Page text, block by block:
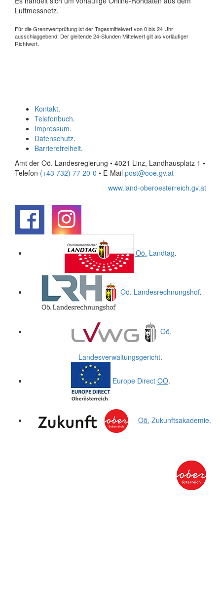
Luftmessnetz.
Für die Grenzwertprüfung ist der Tagesmittelwert von 0 bis 24 Uhr
ausschlaggebend. Der gleitende 24-Stunden Mittelwert gilt als vorläufiger
Richtwert.
Kontakt.
Telefonbuch.
Impressum.
Datenschutz.
Barrierefreiheit.
Amt der Oö. Landesregierung • 4021 Linz, Landhausplatz 1 •
Telefon (+43 732) 77 20-0 • E-Mail post@ooe.gv.at
www.land-oberoesterreich.gv.at
Oö. Landtag.
Oö. Landesrechnungshof.
Oö.
Landesverwaltungsgericht.
Europe Direct OÖ.
Oö. Zukunftsakademie.